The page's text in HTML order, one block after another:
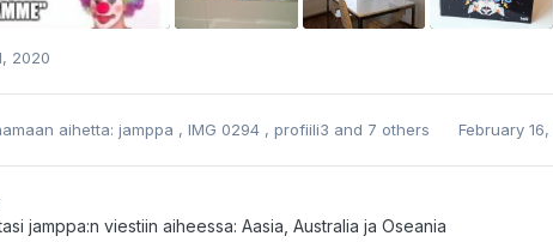
2020
aihetta: jamppa , IMG 0294 , profiili3 and 7 others February 16,
jamppa:n viestiin aiheessa: Aasia, Australia ja Oseania